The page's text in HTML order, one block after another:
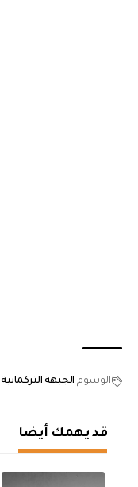
الوسوم الجبهة التركمانية
قد يهمك أيضا